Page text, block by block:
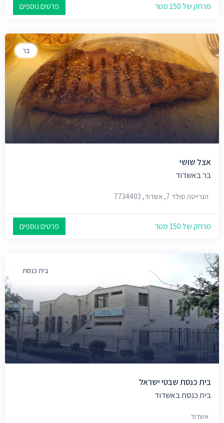
מרחק של 150 מטר פרטים נוספים
בר
אצל שושי
בר באשדוד
הנרייטה סולד 7, אשדוד, 7734403
מרחק של 150 מטר פרטים נוספים
בית כנסת
בית כנסת שבטי ישראל
בית כנסת באשדוד
אשדוד